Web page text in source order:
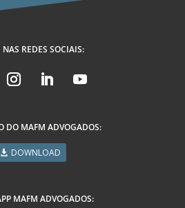
REDES SOCIAIS:
DO MAFM ADVOGADOS:
DOWNLOAD
MAFM ADVOGADOS: